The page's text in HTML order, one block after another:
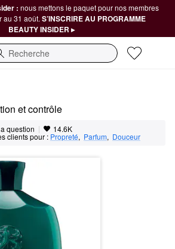
: nous mettons le paquet pour nos membres
au 31 août. S’INSCRIRE AU PROGRAMME
BEAUTY INSIDER ▸
et contrôle
question | 14.6K
clients pour : Propreté, Parfum, Douceur